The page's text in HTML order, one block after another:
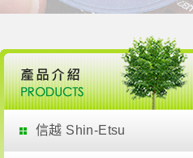
信越 Shin-Etsu